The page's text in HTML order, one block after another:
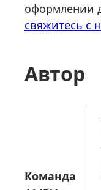
оформлении
свяжитесь с
Автор
Команда